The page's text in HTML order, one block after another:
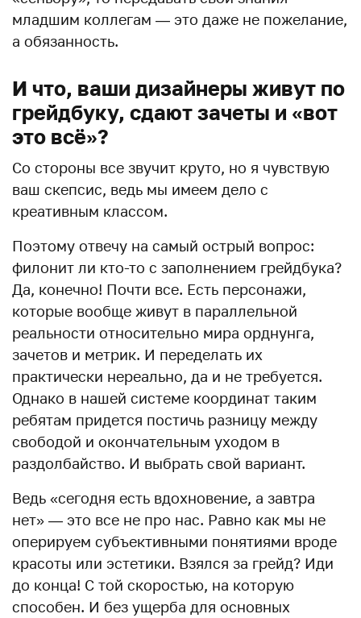
младшим коллегам — это даже не пожелание,
а обязанность.
И что, ваши дизайнеры живут по
грейдбуку, сдают зачеты и «вот
это всё»?
Со стороны все звучит круто, но я чувствую
ваш скепсис, ведь мы имеем дело с
креативным классом.
Поэтому отвечу на самый острый вопрос:
филонит ли кто-то с заполнением грейдбука?
Да, конечно! Почти все. Есть персонажи,
которые вообще живут в параллельной
реальности относительно мира орднунга,
зачетов и метрик. И переделать их
практически нереально, да и не требуется.
Однако в нашей системе координат таким
ребятам придется постичь разницу между
свободой и окончательным уходом в
раздолбайство. И выбрать свой вариант.
Ведь «сегодня есть вдохновение, а завтра
нет» — это все не про нас. Равно как мы не
оперируем субъективными понятиями вроде
красоты или эстетики. Взялся за грейд? Иди
до конца! С той скоростью, на которую
способен. И без ущерба для основных